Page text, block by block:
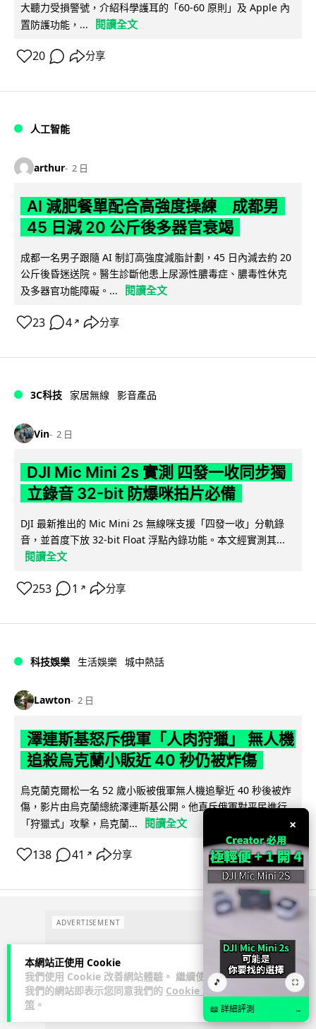
本網站正使用 Cookie
我們使用 Cookie 改善網站體驗。 繼續使用
我們的網站即表示您同意我們的 Cookie 政
策 。
大聽力受損警號，介紹科學護耳的「60-60 原則」及 Apple 內
置防護功能，...
閱讀全文
20 分享
人工智能
arthur 2 日
AI 減肥餐單配合高強度操練 成都男
45 日減 20 公斤後多器官衰竭
成都一名男子跟隨 AI 制訂高強度減脂計劃，45 日內減去約 20
公斤後昏迷送院。醫生診斷他患上尿源性膿毒症、膿毒性休克
及多器官功能障礙。...
閱讀全文
23 4 ↗ 分享
3C科技 家居無線 影音產品
Vin 2 日
DJI Mic Mini 2s 實測 四發一收同步獨
立錄音 32-bit 防爆咪拍片必備
DJI 最新推出的 Mic Mini 2s 無線咪支援「四發一收」分軌錄
音，並首度下放 32-bit Float 浮點內錄功能。本文經實測其...
閱讀全文
253 1 ↗ 分享
科技娛樂 生活娛樂 城中熱話
Lawton 2 日
澤連斯基怒斥俄軍「人肉狩獵」 無人機
追殺烏克蘭小販近 40 秒仍被炸傷
烏克蘭克爾松一名 52 歲小販被俄軍無人機追擊近 40 秒後被炸
傷，影片由烏克蘭總統澤連斯基公開。他直斥俄軍對平民進行
「狩獵式」攻擊，烏克蘭...
閱讀全文
138 41 ↗ 分享
ADVERTISEMENT
×
🎵 ⛶
📖 詳細評測 →